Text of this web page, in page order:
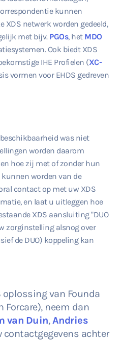
kunnen
netwerk worden gedeeld,
met bijv. PGOs, het MDO
Ook biedt XDS
IHE Profielen (XC-
vormen voor EHDS gedreven
was niet
worden daarom
hoe zij met of zonder hun
worden van de
contact op met uw XDS
en laat u uitleggen hoe
XDS aansluiting "DUO
zorginstelling alsnog over
de DUO) koppeling kan
oplossing van Founda
Forcare), neem dan
van Duin,Andries
achter